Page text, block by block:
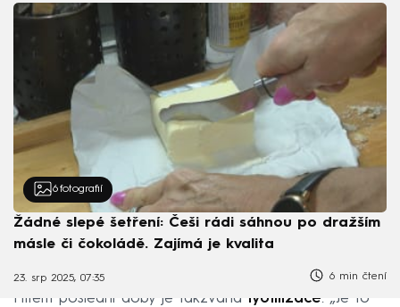
6 fotografií
Žádné slepé šetření: Češi rádi sáhnou po dražším
másle či čokoládě. Zajímá je kvalita
23. srp 2025, 07:35 6 min čtení
Hitem poslední doby je takzvaná lyofilizace. „Je to